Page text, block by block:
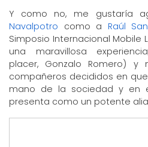
Y como no, me gustaría
Navalpotro como a Raúl
Simposio Internacional Mobile
una maravillosa
placer, Gonzalo Romero) y
compañeros decididos en
mano de la sociedad y en
presenta como un potente